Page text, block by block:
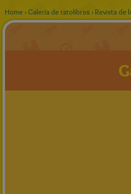
Home › Galería de ratolibros ›Revista de